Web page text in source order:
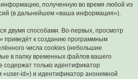
информацию, полученную во время любой из
(в дальнейшем «ваша информация»).
двумя способами. Во-первых, просмотр
приведёт к созданию программным
числа cookies (небольшие
в папку временных файлов вашего
содержат только идентификатор
«user-id») и идентификатор анонимной